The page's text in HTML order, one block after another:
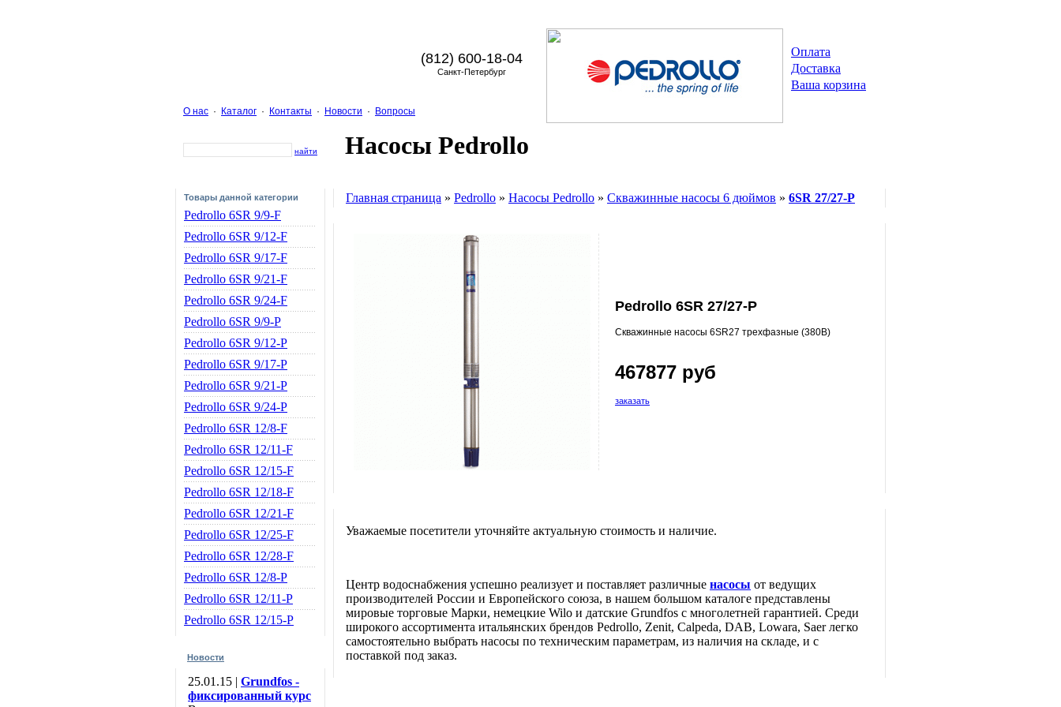
(812) 600-18-04
Санкт-Петербург
О нас · Каталог · Контакты · Новости · Вопросы
Оплата
Доставка
Ваша корзина
найти Насосы Pedrollo
Товары данной категории
Pedrollo 6SR 9/9-F
Pedrollo 6SR 9/12-F
Pedrollo 6SR 9/17-F
Pedrollo 6SR 9/21-F
Pedrollo 6SR 9/24-F
Pedrollo 6SR 9/9-P
Pedrollo 6SR 9/12-P
Pedrollo 6SR 9/17-P
Pedrollo 6SR 9/21-P
Pedrollo 6SR 9/24-P
Pedrollo 6SR 12/8-F
Pedrollo 6SR 12/11-F
Pedrollo 6SR 12/15-F
Pedrollo 6SR 12/18-F
Pedrollo 6SR 12/21-F
Pedrollo 6SR 12/25-F
Pedrollo 6SR 12/28-F
Pedrollo 6SR 12/8-P
Pedrollo 6SR 12/11-P
Pedrollo 6SR 12/15-P
Новости
25.01.15 | Grundfos -
фиксированный курс
Главная страница » Pedrollo » Насосы Pedrollo » Скважинные насосы 6 дюймов » 6SR 27/27-P
Pedrollo 6SR 27/27-P
Скважинные насосы 6SR27 трехфазные (380В)
467877 руб
заказать
Уважаемые посетители уточняйте актуальную стоимость и наличие.
Центр водоснабжения успешно реализует и поставляет различные насосы от ведущих
производителей России и Европейского союза, в нашем большом каталоге представлены
мировые торговые Марки, немецкие Wilo и датские Grundfos с многолетней гарантией. Среди
широкого ассортимента итальянских брендов Pedrollo, Zenit, Calpeda, DAB, Lowara, Saer легко
самостоятельно выбрать насосы по техническим параметрам, из наличия на складе, и с
поставкой под заказ.